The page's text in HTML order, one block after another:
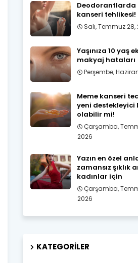
Deodorantlarda
kanseri tehlikesi!
Salı, Temmuz 28,
Yaşınıza 10 yaş
makyaj hataları
Perşembe,
Meme kanseri
yeni destekleyici
olabilir mi!
Çarşamba,
2026
Yazın en özel
zamansız şıklık
kadınlar için
Çarşamba,
2026
KATEGORILER